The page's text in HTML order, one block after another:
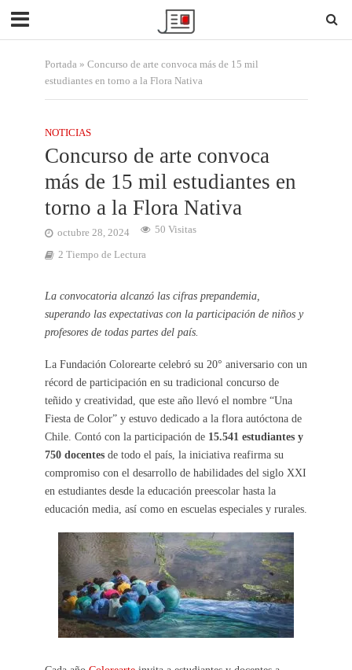
Portada» Concurso de arte convoca más de 15 mil
estudiantes en torno a la Flora Nativa
NOTICIAS
Concurso de arte convoca
más de 15 mil estudiantes en
torno a la Flora Nativa
octubre 28, 2024 50 Visitas
2 Tiempo de Lectura
La convocatoria alcanzó las cifras prepandemia,
superando las expectativas con la participación de niños y
profesores de todas partes del país.
La Fundación Colorearte celebró su 20° aniversario con un
récord de participación en su tradicional concurso de
teñido y creatividad, que este año llevó el nombre “Una
Fiesta de Color” y estuvo dedicado a la flora autóctona de
Chile. Contó con la participación de 15.541 estudiantes y
750 docentesde todo el país, la iniciativa reafirma su
compromiso con el desarrollo de habilidades del siglo XXI
en estudiantes desde la educación preescolar hasta la
educación media, así como en escuelas especiales y rurales.